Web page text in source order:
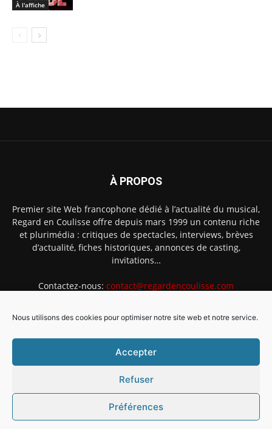
Nous utilisons des cookies pour optimiser notre site web et notre service.
Accepter
Refuser
Préférences
À l'affiche
À PROPOS
Premier site Web francophone dédié à l’actualité du musical,
Regard en Coulisse offre depuis mars 1999 un contenu riche
et plurimédia : critiques de spectacles, interviews, brèves
d’actualité, fiches historiques, annonces de casting,
invitations…
Contactez-nous: contact@regardencoulisse.com
Intégration Ghislain Fayard
Mentions légales